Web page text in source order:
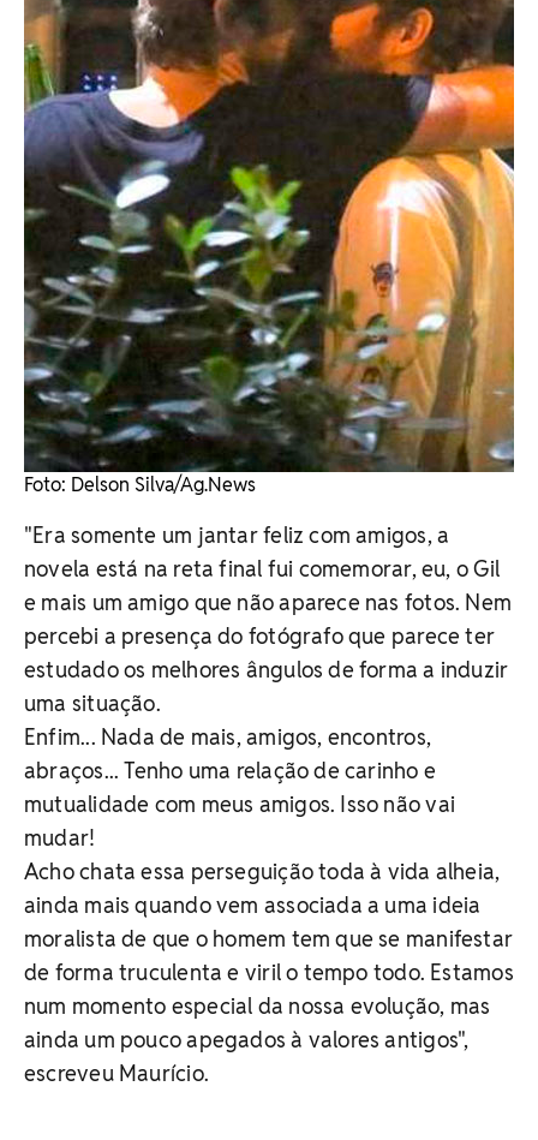
Foto: Delson Silva/Ag.News
"Era somente um jantar feliz com amigos, a
novela está na reta final fui comemorar, eu, o Gil
e mais um amigo que não aparece nas fotos. Nem
percebi a presença do fotógrafo que parece ter
estudado os melhores ângulos de forma a induzir
uma situação.
Enfim... Nada de mais, amigos, encontros,
abraços... Tenho uma relação de carinho e
mutualidade com meus amigos. Isso não vai
mudar!
Acho chata essa perseguição toda à vida alheia,
ainda mais quando vem associada a uma ideia
moralista de que o homem tem que se manifestar
de forma truculenta e viril o tempo todo. Estamos
num momento especial da nossa evolução, mas
ainda um pouco apegados à valores antigos",
escreveu Maurício.